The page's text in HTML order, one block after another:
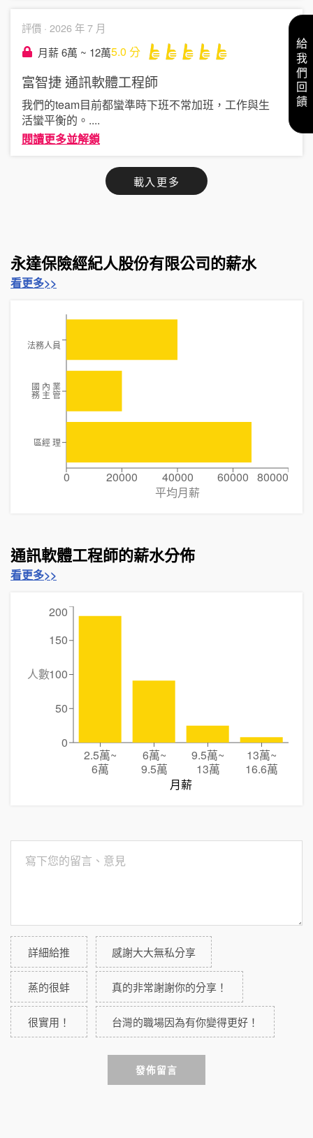
評價 · 2026 年 7 月
月薪 6萬 ~ 12萬5.0 分
富智捷通訊軟體工程師
我們的team目前都蠻準時下班不常加班，工作與生
活蠻平衡的。 ....
閱讀更多並解鎖
載入更多
永達保險經紀人股份有限公司的薪水
看更多>>
0 20000 40000 60000 80000
平均月薪
法務人員
國 內 業
務 主 管
區經 理
通訊軟體工程師的薪水分佈
看更多>>
2.5萬~
6萬
6萬~
9.5萬
9.5萬~
13萬
13萬~
16.6萬
月薪
0
50
100
150
200
人數
詳細給推 感謝大大無私分享
蒸的很蚌 真的非常謝謝你的分享！
很實用！ 台灣的職場因為有你變得更好！
發佈留言
給我們回饋